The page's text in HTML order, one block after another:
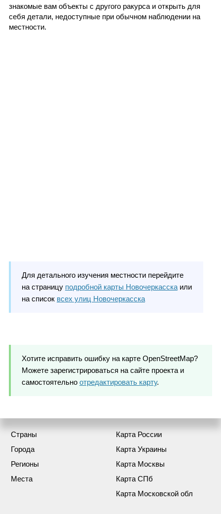
знакомые вам объекты с другого ракурса и открыть для
себя детали, недоступные при обычном наблюдении на
местности.
Для детального изучения местности перейдите
на страницу подробной карты Новочеркасскаили
на список всех улиц Новочеркасска
Хотите исправить ошибку на карте OpenStreetMap?
Можете зарегистрироваться на сайте проекта и
самостоятельно отредактировать карту.
Страны
Города
Регионы
Места
Карта России
Карта Украины
Карта Москвы
Карта СПб
Карта Московской обл